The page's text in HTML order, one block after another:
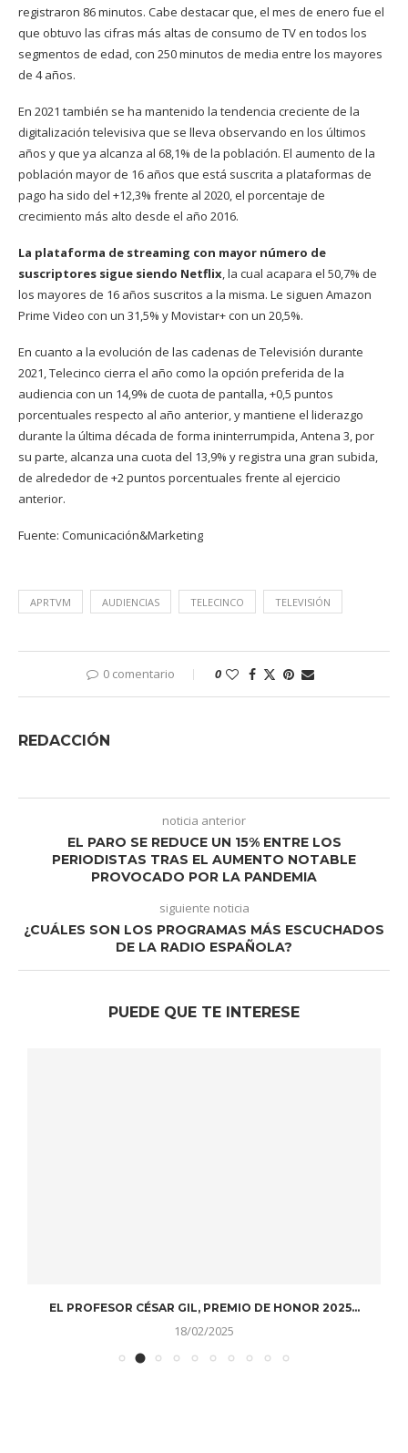
registraron 86 minutos. Cabe destacar que, el mes de enero fue el
que obtuvo las cifras más altas de consumo de TV en todos los
segmentos de edad, con 250 minutos de media entre los mayores
de 4 años.
En 2021 también se ha mantenido la tendencia creciente de la
digitalización televisiva que se lleva observando en los últimos
años y que ya alcanza al 68,1% de la población. El aumento de la
población mayor de 16 años que está suscrita a plataformas de
pago ha sido del +12,3% frente al 2020, el porcentaje de
crecimiento más alto desde el año 2016.
La plataforma de streaming con mayor número de
suscriptores sigue siendo Netflix, la cual acapara el 50,7% de
los mayores de 16 años suscritos a la misma. Le siguen Amazon
Prime Video con un 31,5% y Movistar+ con un 20,5%.
En cuanto a la evolución de las cadenas de Televisión durante
2021, Telecinco cierra el año como la opción preferida de la
audiencia con un 14,9% de cuota de pantalla, +0,5 puntos
porcentuales respecto al año anterior, y mantiene el liderazgo
durante la última década de forma ininterrumpida, Antena 3, por
su parte, alcanza una cuota del 13,9% y registra una gran subida,
de alrededor de +2 puntos porcentuales frente al ejercicio
anterior.
Fuente: Comunicación&Marketing
APRTVM AUDIENCIAS TELECINCO TELEVISIÓN
0 comentario 0
REDACCIÓN
noticia anterior
EL PARO SE REDUCE UN 15% ENTRE LOS
PERIODISTAS TRAS EL AUMENTO NOTABLE
PROVOCADO POR LA PANDEMIA
siguiente noticia
¿CUÁLES SON LOS PROGRAMAS MÁS ESCUCHADOS
DE LA RADIO ESPAÑOLA?
PUEDE QUE TE INTERESE
EL PROFESOR CÉSAR GIL, PREMIO DE HONOR 2025...
18/02/2025